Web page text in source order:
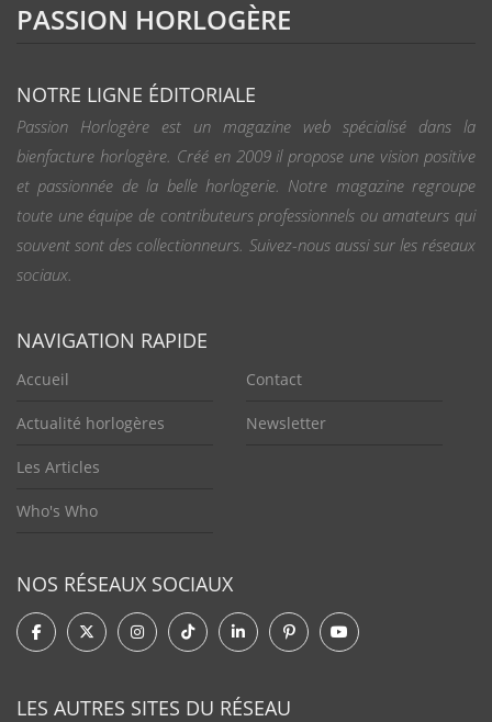
PASSION HORLOGÈRE
NOTRE LIGNE ÉDITORIALE
Passion Horlogère est un magazine web spécialisé dans la
bienfacture horlogère. Créé en 2009 il propose une vision positive
et passionnée de la belle horlogerie. Notre magazine regroupe
toute une équipe de contributeurs professionnels ou amateurs qui
souvent sont des collectionneurs. Suivez-nous aussi sur les réseaux
sociaux.
NAVIGATION RAPIDE
Accueil
Actualité horlogères
Les Articles
Who's Who
Contact
Newsletter
NOS RÉSEAUX SOCIAUX
LES AUTRES SITES DU RÉSEAU